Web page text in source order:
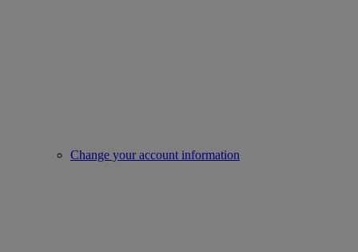
Change your account information